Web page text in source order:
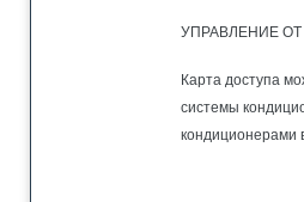
УПРАВЛЕНИЕ
Карта доступа
системы
кондиционерами